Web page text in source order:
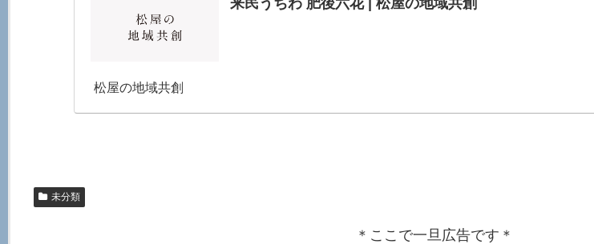
来民うちわ 肥後六花 | 松屋の地域共創
松屋の地域共創
未分類
＊ここで一旦広告です＊